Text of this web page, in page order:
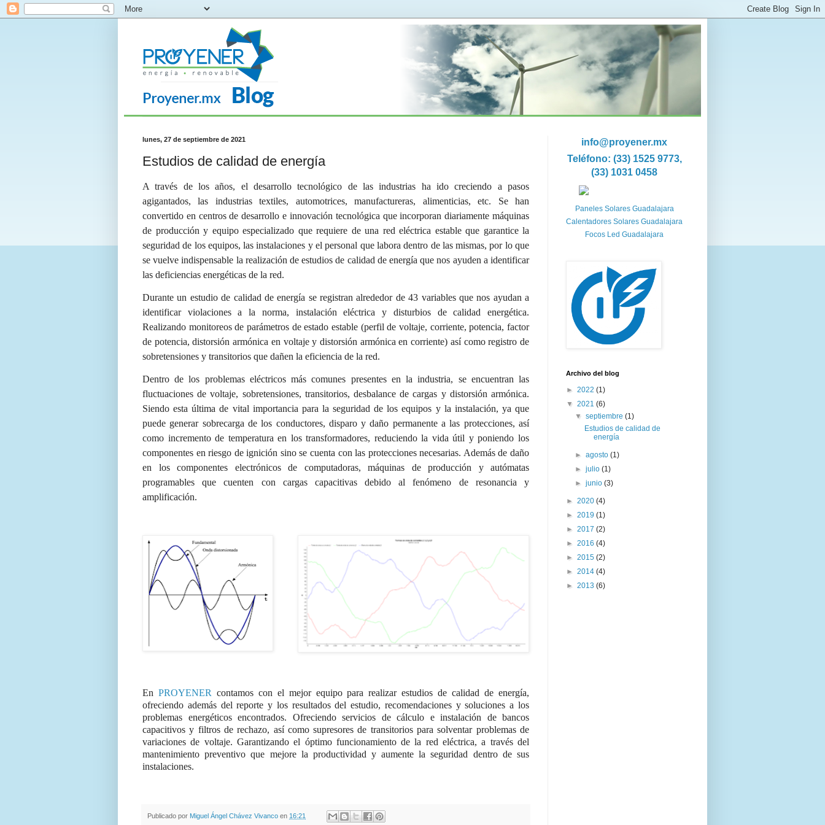
lunes, 27 de septiembre de 2021
Estudios de calidad de energía
A través de los años, el desarrollo tecnológico de las industrias ha ido creciendo a pasos
agigantados, las industrias textiles, automotrices, manufactureras, alimenticias, etc. Se han
convertido en centros de desarrollo e innovación tecnológica que incorporan diariamente máquinas
de producción y equipo especializado que requiere de una red eléctrica estable que garantice la
seguridad de los equipos, las instalaciones y el personal que labora dentro de las mismas, por lo que
se vuelve indispensable la realización de estudios de calidad de energía que nos ayuden a identificar
las deficiencias energéticas de la red.
Durante un estudio de calidad de energía se registran alrededor de 43 variables que nos ayudan a
identificar violaciones a la norma, instalación eléctrica y disturbios de calidad energética.
Realizando monitoreos de parámetros de estado estable (perfil de voltaje, corriente, potencia, factor
de potencia, distorsión armónica en voltaje y distorsión armónica en corriente) así como registro de
sobretensiones y transitorios que dañen la eficiencia de la red.
Dentro de los problemas eléctricos más comunes presentes en la industria, se encuentran las
fluctuaciones de voltaje, sobretensiones, transitorios, desbalance de cargas y distorsión armónica.
Siendo esta última de vital importancia para la seguridad de los equipos y la instalación, ya que
puede generar sobrecarga de los conductores, disparo y daño permanente a las protecciones, así
como incremento de temperatura en los transformadores, reduciendo la vida útil y poniendo los
componentes en riesgo de ignición sino se cuenta con las protecciones necesarias. Además de daño
en los componentes electrónicos de computadoras, máquinas de producción y autómatas
programables que cuenten con cargas capacitivas debido al fenómeno de resonancia y
amplificación.
En PROYENER contamos con el mejor equipo para realizar estudios de calidad de energía,
ofreciendo además del reporte y los resultados del estudio, recomendaciones y soluciones a los
problemas energéticos encontrados. Ofreciendo servicios de cálculo e instalación de bancos
capacitivos y filtros de rechazo, así como supresores de transitorios para solventar problemas de
variaciones de voltaje. Garantizando el óptimo funcionamiento de la red eléctrica, a través del
mantenimiento preventivo que mejore la productividad y aumente la seguridad dentro de sus
instalaciones.
Publicado por Miguel Ángel Chávez Vivanco en 16:21
info@proyener.mx
Teléfono: (33) 1525 9773,
(33) 1031 0458
Paneles Solares Guadalajara
Calentadores Solares Guadalajara
Focos Led Guadalajara
Archivo del blog
► 2022 (1)
▼ 2021 (6)
▼septiembre(1)
Estudios de calidad de
energía
►agosto(1)
►julio(1)
►junio(3)
► 2020 (4)
► 2019 (1)
► 2017 (2)
► 2016 (4)
► 2015 (2)
► 2014 (4)
► 2013 (6)